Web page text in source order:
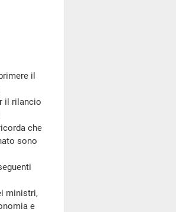
il
il rilancio
che
sono
ministri,
e